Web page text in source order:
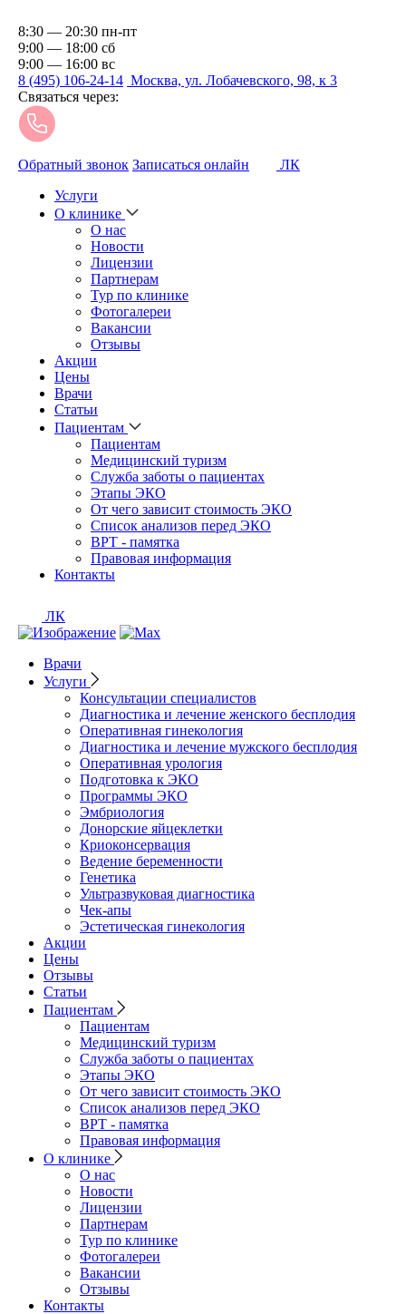
8:30 — 20:30 пн-пт
9:00 — 18:00 сб
9:00 — 16:00 вс
8 (495) 106-24-14 Москва, ул. Лобачевского, 98, к 3
Связаться через:
Обратный звонок Записаться онлайн
ЛК
Услуги
О клинике
О нас
Новости
Лицензии
Партнерам
Тур по клинике
Фотогалереи
Вакансии
Отзывы
Акции
Цены
Врачи
Статьи
Пациентам
Пациентам
Медицинский туризм
Служба заботы о пациентах
Этапы ЭКО
От чего зависит стоимость ЭКО
Список анализов перед ЭКО
ВРТ - памятка
Правовая информация
Контакты
ЛК
Врачи
Услуги
Консультации специалистов
Диагностика и лечение женского бесплодия
Оперативная гинекология
Диагностика и лечение мужского бесплодия
Оперативная урология
Подготовка к ЭКО
Программы ЭКО
Эмбриология
Донорские яйцеклетки
Криоконсервация
Ведение беременности
Генетика
Ультразвуковая диагностика
Чек-апы
Эстетическая гинекология
Акции
Цены
Отзывы
Статьи
Пациентам
Пациентам
Медицинский туризм
Служба заботы о пациентах
Этапы ЭКО
От чего зависит стоимость ЭКО
Список анализов перед ЭКО
ВРТ - памятка
Правовая информация
О клинике
О нас
Новости
Лицензии
Партнерам
Тур по клинике
Фотогалереи
Вакансии
Отзывы
Контакты